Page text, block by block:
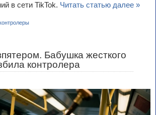
в сети TikTok. Читать статью далее »
Бабушка жесткого
контролера